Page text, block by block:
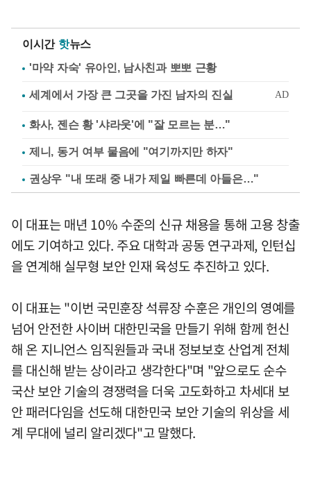
이시간 핫뉴스
'마약 자숙' 유아인, 남사친과 뽀뽀 근황
화사, 젠슨 황 '샤라웃'에 "잘 모르는 분…"
제니, 동거 여부 물음에 "여기까지만 하자"
권상우 "내 또래 중 내가 제일 빠른데 아들은…"
이 대표는 매년 10% 수준의 신규 채용을 통해 고용 창출
에도 기여하고 있다. 주요 대학과 공동 연구과제, 인턴십
을 연계해 실무형 보안 인재 육성도 추진하고 있다.
이 대표는 "이번 국민훈장 석류장 수훈은 개인의 영예를
넘어 안전한 사이버 대한민국을 만들기 위해 함께 헌신
해 온 지니언스 임직원들과 국내 정보보호 산업계 전체
를 대신해 받는 상이라고 생각한다"며 "앞으로도 순수
국산 보안 기술의 경쟁력을 더욱 고도화하고 차세대 보
안 패러다임을 선도해 대한민국 보안 기술의 위상을 세
계 무대에 널리 알리겠다"고 말했다.